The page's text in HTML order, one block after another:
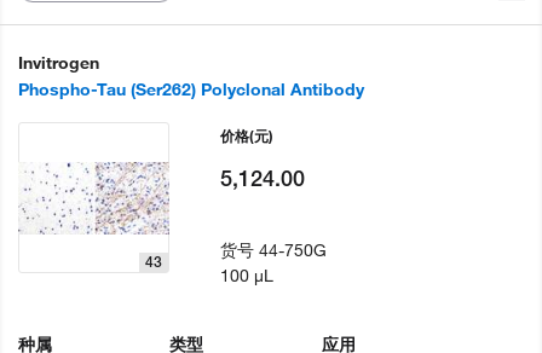
Invitrogen
Phospho-Tau (Ser262) Polyclonal Antibody
43
种属 类型 应用
价格(元)
5,124.00
货号44-750G
100 µL